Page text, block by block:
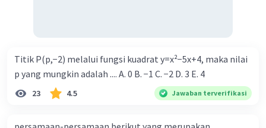
Titik P(p,−2) melalui fungsi kuadrat y=x²−5x+4, maka nilai
p yang mungkin adalah .... A. 0 B. −1 C. −2 D. 3 E. 4
23 4.5 Jawaban terverifikasi